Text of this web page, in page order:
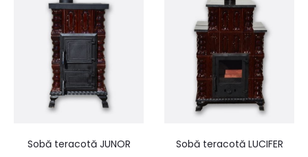
Sobă teracotă JUNOR Sobă teracotă LUCIFER